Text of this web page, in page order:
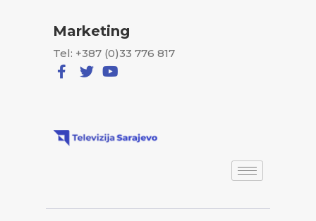
Marketing
Tel: +387 (0)33 776 817